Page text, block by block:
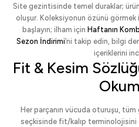
Site gezintisinde temel duraklar;
oluşur. Koleksiyonun özünü görmek
başlayın; ilham için Haftanın
Sezon İndirimi’ni takip edin, bilgi
içeriklerini
Fit & Kesim
Her parçanın vücuda oturuşu,
seçkisinde fit/kalıp terminolojisini